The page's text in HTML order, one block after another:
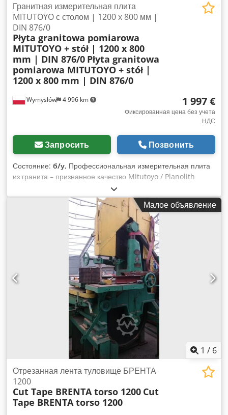
Wymysłów 4 996 km
Гранитная измерительная плита
MITUTOYO с столом | 1200 x 800 мм |
DIN 876/0
Płyta granitowa pomiarowa
MITUTOYO + stół | 1200 x 800
mm | DIN 876/0 Płyta granitowa
pomiarowa MITUTOYO + stół |
1200 x 800 mm | DIN 876/0
1 997 €
Фиксированная цена без учета
НДС
Запросить Позвонить
Состояние: б/у, Профессиональная измерительная плита
из гранита – признанное качество Mitutoyo / Planolith
(Сделано в Германии). Идеально подходит для контроля
качества, инструментальных цехов и метрологии. ⸻
Параметры: • Размеры плиты: примерно 1200 x 800 мм •
Толщина: примерно 170 мм • Вес: примерно 460 кг • Класс
точности: DIN 876/0 (высокая точность) • Допустимое
отклонение: 0,009 мм Credpeyw Ubqjfx Acief • Фактическое
отклонение: 0,00273 мм • Производитель: Planolith GmbH /
Mitutoyo • Страна производства: Германия • В комплекте:
прочное стальное основание ⸻ Преимущества: Очень
высокая измерительная точность Устойчивая конструкция –
тяжелый гранит гасит вибрации Идеально для измерений,
разметки, контроля деталей Профессиональное
оборудование Готово к работе ⸻ Состояние: Б/у –
имеются обычные следы эксплуатации (царапины на
поверхности), однако полностью исправная и сохраняет
Малое объявление
1 / 6
Отрезанная лента туловище БРЕНТА
1200
Cut Tape BRENTA torso 1200 Cut
Tape BRENTA torso 1200